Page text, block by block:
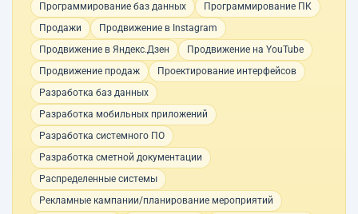
Программирование баз данных
Программирование ПК
Продажи
Продвижение в Instagram
Продвижение в Яндекс.Дзен
Продвижение на YouTube
Продвижение продаж
Проектирование интерфейсов
Разработка баз данных
Разработка мобильных приложений
Разработка системного ПО
Разработка сметной документации
Распределенные системы
Рекламные кампании/планирование мероприятий